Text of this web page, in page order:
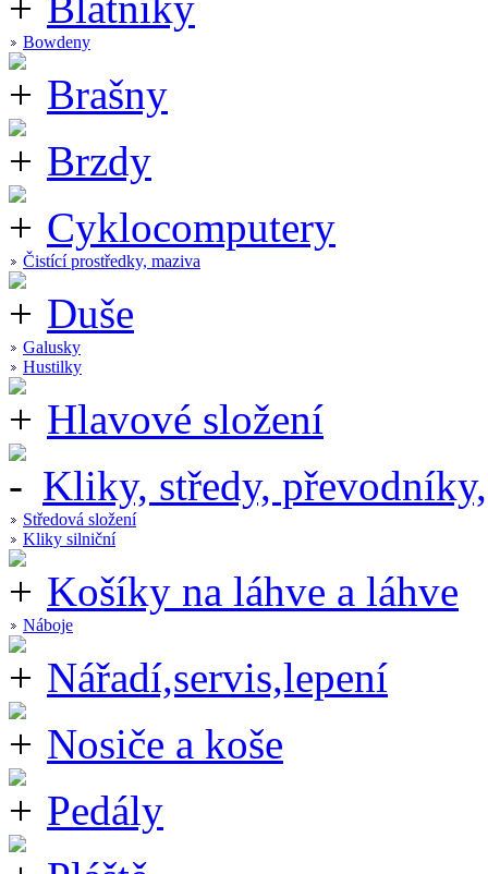
Bowdeny
Brašny
Brzdy
Cyklocomputery
Čistící prostředky, maziva
Duše
Galusky
Hustilky
Hlavové složení
Kliky, středy,
Středová složení
Kliky silniční
Košíky na láhve a láhve
Náboje
Nářadí,servis,lepení
Nosiče a koše
Pedály